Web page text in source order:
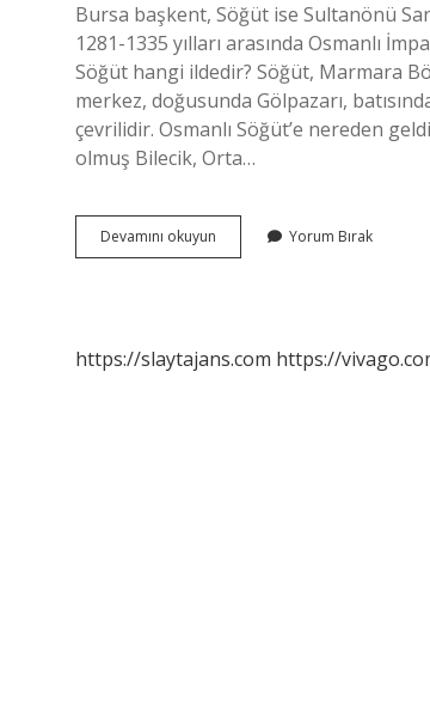
Bursa başkent, Söğüt ise Sultanönü
1281-1335 yılları arasında Osmanlı
Söğüt hangi ildedir? Söğüt, Marmara
merkez, doğusunda Gölpazarı,
çevrilidir. Osmanlı Söğüt’e nereden
olmuş Bilecik, Orta…
Devamını okuyun Türkiyenin
Ilk
Yorum Bırak
https://slaytajans.com https://